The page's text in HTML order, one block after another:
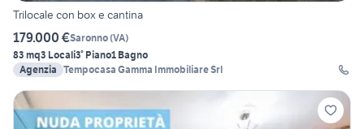
Trilocale con box e cantina
179.000 €Saronno(VA)
83 mq3 Locali3° Piano1 Bagno
Agenzia Tempocasa Gamma Immobiliare Srl